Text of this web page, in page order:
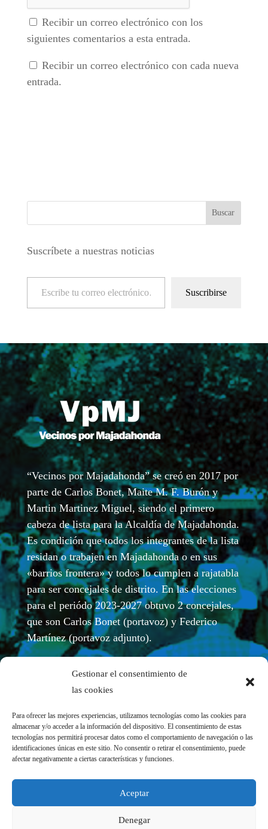
Gestionar el consentimiento de
las cookies
Para ofrecer las mejores experiencias, utilizamos tecnologías como las cookies para
almacenar y/o acceder a la información del dispositivo. El consentimiento de estas
tecnologías nos permitirá procesar datos como el comportamiento de navegación o las
identificaciones únicas en este sitio. No consentir o retirar el consentimiento, puede
afectar negativamente a ciertas características y funciones.
Aceptar
Denegar
Recibir un correo electrónico con los
siguientes comentarios a esta entrada.
Recibir un correo electrónico con cada nueva
entrada.
Suscríbete a nuestras noticias
Escribe tu correo electrónico…
Suscribirse
“Vecinos por Majadahonda” se creó en 2017 por
parte de Carlos Bonet, Maite M. F. Burón y
Martin Martinez Miguel, siendo el primero
cabeza de lista para la Alcaldía de Majadahonda.
Es condición que todos los integrantes de la lista
residan o trabajen en Majadahonda o en sus
«barrios frontera» y todos lo cumplen a rajatabla
para ser concejales de distrito. En las elecciones
para el periódo 2023-2027 obtuvo 2 concejales,
que son Carlos Bonet (portavoz) y Federico
Martínez (portavoz adjunto).
REDES SOCIALES